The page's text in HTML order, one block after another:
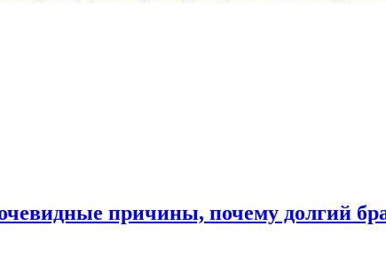
причины, почему долгий